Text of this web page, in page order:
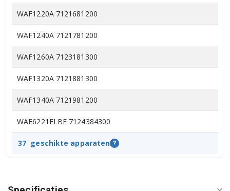
WAF1220A 7121681200
WAF1240A 7121781200
WAF1260A 7123181300
WAF1320A 7121881300
WAF1340A 7121981200
WAF6221ELBE 7124384300
WAF6241DONAU 7124484200
WAF63415 7148281400
37 geschikte apparaten ?